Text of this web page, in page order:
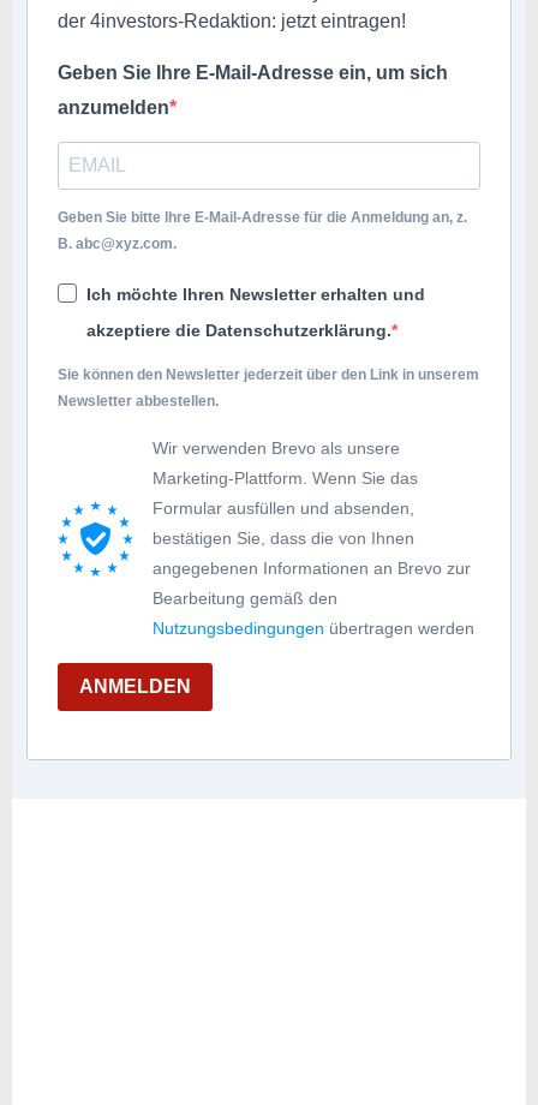
der 4investors-Redaktion: jetzt eintragen!
Geben Sie Ihre E-Mail-Adresse ein, um sich
anzumelden
Geben Sie bitte Ihre E-Mail-Adresse für die Anmeldung an, z.
B. abc@xyz.com.
Ich möchte Ihren Newsletter erhalten und
akzeptiere die Datenschutzerklärung.
Sie können den Newsletter jederzeit über den Link in unserem
Newsletter abbestellen.
Wir verwenden Brevo als unsere
Marketing-Plattform. Wenn Sie das
Formular ausfüllen und absenden,
bestätigen Sie, dass die von Ihnen
angegebenen Informationen an Brevo zur
Bearbeitung gemäß den
Nutzungsbedingungen übertragen werden
ANMELDEN